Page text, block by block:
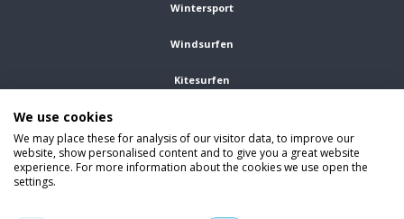
Wintersport
Windsurfen
Kitesurfen
Kleding
Vind ons op social media
We use cookies
We may place these for analysis of our visitor data, to improve our
website, show personalised content and to give you a great website
experience. For more information about the cookies we use open the
settings.